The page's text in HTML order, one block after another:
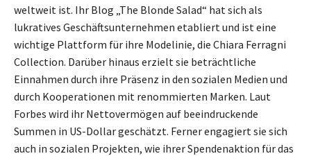
weltweit ist. Ihr Blog „The Blonde Salad“ hat sich als
lukratives Geschäftsunternehmen etabliert und ist eine
wichtige Plattform für ihre Modelinie, die Chiara Ferragni
Collection. Darüber hinaus erzielt sie beträchtliche
Einnahmen durch ihre Präsenz in den sozialen Medien und
durch Kooperationen mit renommierten Marken. Laut
Forbes wird ihr Nettovermögen auf beeindruckende
Summen in US-Dollar geschätzt. Ferner engagiert sie sich
auch in sozialen Projekten, wie ihrer Spendenaktion für das